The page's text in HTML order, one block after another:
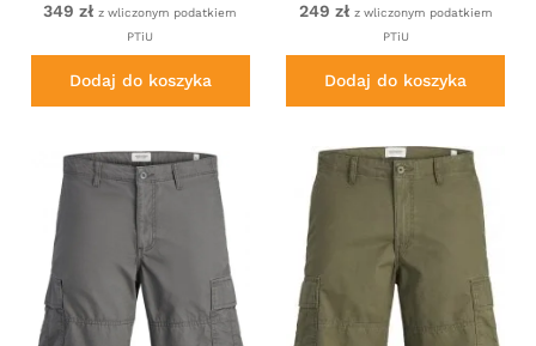
349 zł z wliczonym podatkiem
PTiU
Dodaj do koszyka
249 zł z wliczonym podatkiem
PTiU
Dodaj do koszyka